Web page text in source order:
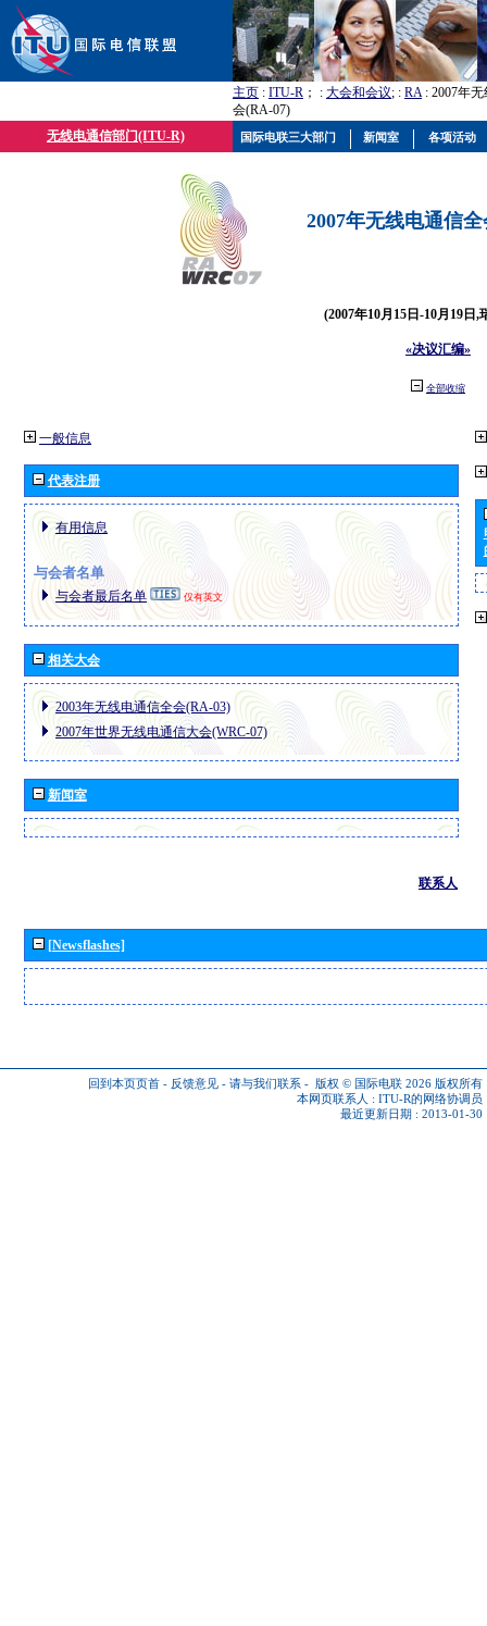
主页 : ITU-R ； : 大会和会议; : RA: 2007年
会(RA-07)
无线电通信部门(ITU-R)
2007年无线电通信
(2007年10月15日-10月19日,
«决议汇编»
全部收缩
一般信息
代表注册
有用信息
与会者名单
与会者最后名单 仅有英文
相关大会
2003年无线电通信全会(RA-03)
2007年世界无线电通信大会(WRC-07)
新闻室
联系人
[Newsflashes]
回到本页页首 - 反馈意见 - 请与我们联系 - 版权 © 国际电联 2026 版权所有
本网页联系人 : ITU-R的网络协调员
最近更新日期 : 2013-01-30
国际电联三大部门 新闻室 各项活动